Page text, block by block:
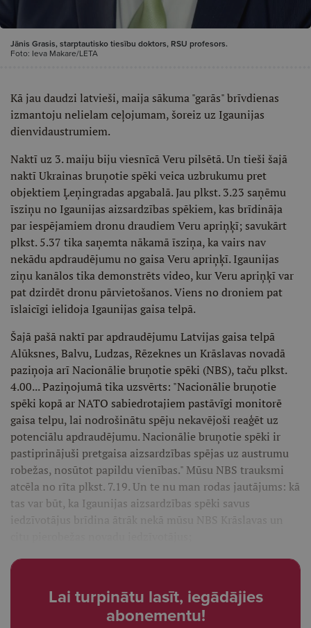
Jānis Grasis, starptautisko tiesību doktors, RSU profesors.
Foto: Ieva Makare/LETA
Kā jau daudzi latvieši, maija sākuma "garās" brīvdienas
izmantoju nelielam ceļojumam, šoreiz uz Igaunijas
dienvidaustrumiem.
Naktī uz 3. maiju biju viesnīcā Veru pilsētā. Un tieši šajā
naktī Ukrainas bruņotie spēki veica uzbrukumu pret
objektiem Ļeņingradas apgabalā. Jau plkst. 3.23 saņēmu
īsziņu no Igaunijas aizsardzības spēkiem, kas brīdināja
par iespējamiem dronu draudiem Veru apriņķī; savukārt
plkst. 5.37 tika saņemta nākamā īsziņa, ka vairs nav
nekādu apdraudējumu no gaisa Veru apriņķī. Igaunijas
ziņu kanālos tika demonstrēts video, kur Veru apriņķī var
pat dzirdēt dronu pārvietošanos. Viens no droniem pat
īslaicīgi ielidoja Igaunijas gaisa telpā.
Šajā pašā naktī par apdraudējumu Latvijas gaisa telpā
Alūksnes, Balvu, Ludzas, Rēzeknes un Krāslavas novadā
paziņoja arī Nacionālie bruņotie spēki (NBS), taču plkst.
4.00... Paziņojumā tika uzsvērts: "Nacionālie bruņotie
spēki kopā ar NATO sabiedrotajiem pastāvīgi monitorē
gaisa telpu, lai nodrošinātu spēju nekavējoši reaģēt uz
potenciālu apdraudējumu. Nacionālie bruņotie spēki ir
pastiprinājuši pretgaisa aizsardzības spējas uz austrumu
robežas, nosūtot papildu vienības." Mūsu NBS trauksmi
atcēla no rīta plkst. 7.19. Un te nu man rodas jautājums: kā
tas var būt, ka Igaunijas aizsardzības spēki savus
iedzīvotājus brīdina ātrāk nekā mūsu NBS Krāslavas un
Lai turpinātu lasīt, iegādājies
abonementu!